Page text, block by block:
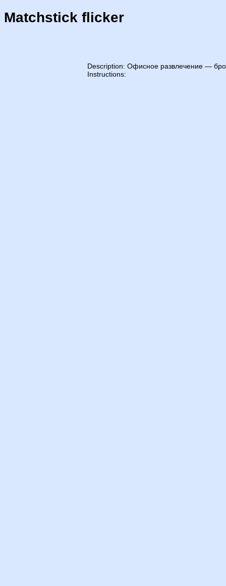
Matchstick flicker
Description: Офисное развлечение —
Instructions: